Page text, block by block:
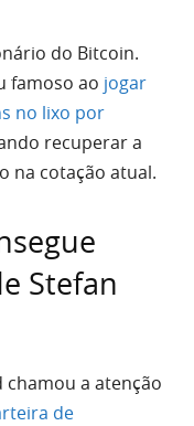
do Bitcoin.
famoso ao jogar
no lixo por
recuperar a
na cotação atual.
Stefan
chamou a atenção
de